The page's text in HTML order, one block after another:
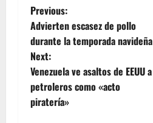
P
o
s
t
n
Previous:
Advierten escasez de pollo
durante la temporada navideña
Next:
Venezuela ve asaltos de EEUU a
petroleros como «acto
piratería»